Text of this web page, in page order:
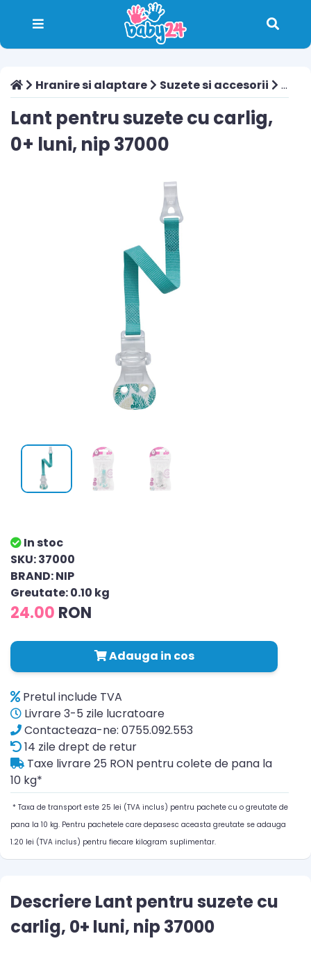
Hranire si alaptare Suzete si accesorii
Lant pentru suzete cu carlig,
0+ luni, nip 37000
In stoc
SKU: 37000
BRAND: NIP
Greutate: 0.10 kg
24.00 RON
Adauga in cos
Pretul include TVA
Livrare 3-5 zile lucratoare
Contacteaza-ne: 0755.092.553
14 zile drept de retur
Taxe livrare 25 RON pentru colete de pana la
10 kg*
* Taxa de transport este 25 lei (TVA inclus) pentru pachete cu o greutate de
pana la 10 kg. Pentru pachetele care depasesc aceasta greutate se adauga
1.20 lei (TVA inclus) pentru fiecare kilogram suplimentar.
Descriere Lant pentru suzete cu
carlig, 0+ luni, nip 37000